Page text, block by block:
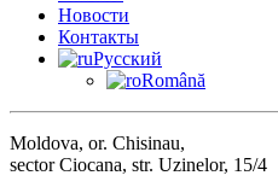
Новости
Контакты
Русский
Română
Moldova, or. Chisinau,
sector Ciocana, str. Uzinelor, 15/4